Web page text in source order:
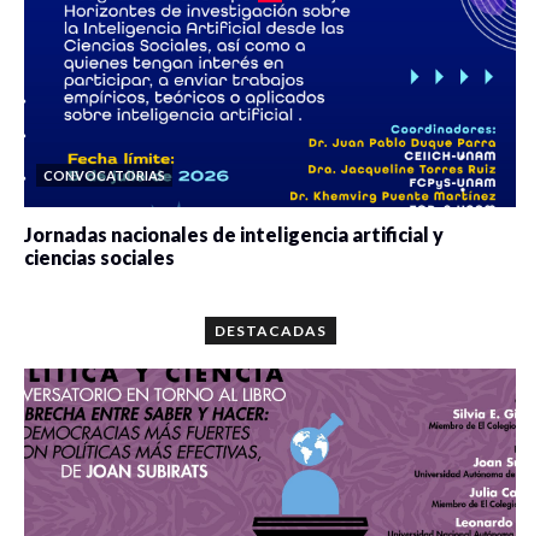
CONVOCATORIAS
Jornadas nacionales de inteligencia artificial y
ciencias sociales
DESTACADAS